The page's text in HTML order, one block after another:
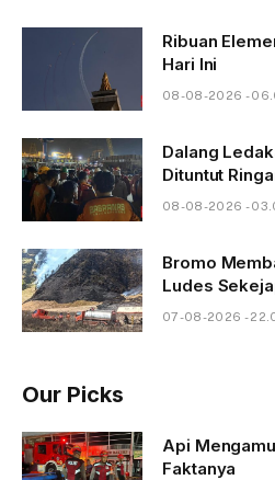
Ribuan
Hari Ini
08-08-2026 -
Dalang
Dituntut
08-08-2026 -
Bromo
Ludes
07-08-2026 -
Our Picks
Api
Faktanya